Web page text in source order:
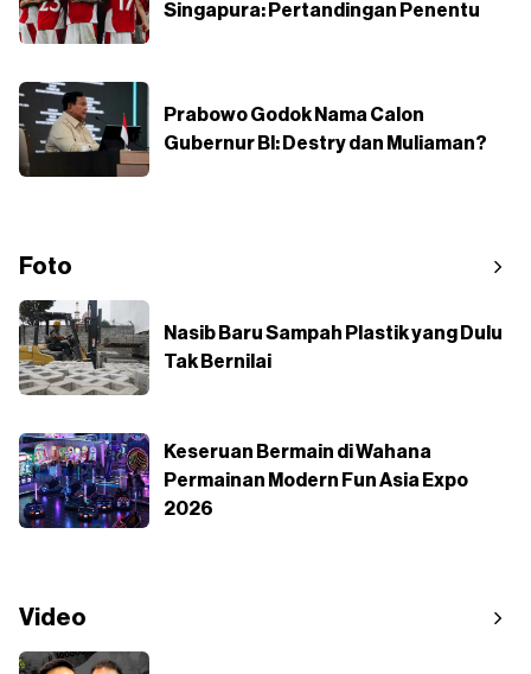
Singapura: Pertandingan Penentu
Prabowo Godok Nama Calon
Gubernur BI: Destry dan Muliaman?
Foto
Nasib Baru Sampah Plastik yang Dulu
Tak Bernilai
Keseruan Bermain di Wahana
Permainan Modern Fun Asia Expo
2026
Video